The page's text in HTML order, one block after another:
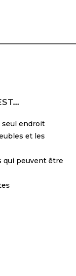
seul endroit
et les
qui peuvent être